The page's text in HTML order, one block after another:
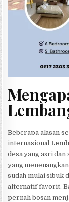
Beberapa alasan
internasional
desa yang asri
yang
sudah mulai sibuk
alternatif favorit.
pernah bosan